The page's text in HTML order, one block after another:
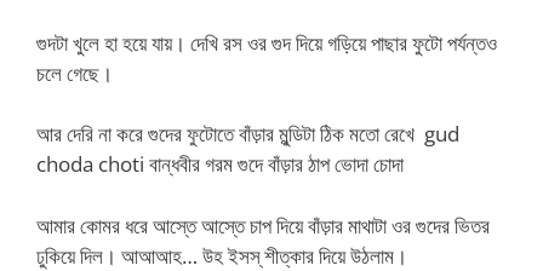
গুদটা খুলে হা হয়ে যায়। দেখি রস ওর গুদ দিয়ে গড়িয়ে পাছার ফুটো পর্যন্তও
চলে গেছে।
আর দেরি না করে গুদের ফুটোতে বাঁড়ার মুন্ডিটা ঠিক মতো রেখে gud
choda choti বান্ধবীর গরম গুদে বাঁড়ার ঠাপ ভোদা চোদা
আমার কোমর ধরে আস্তে আস্তে চাপ দিয়ে বাঁড়ার মাথাটা ওর গুদের ভিতর
ঢুকিয়ে দিল। আআআহ… উহ ইসস্ শীত্কার দিয়ে উঠলাম।